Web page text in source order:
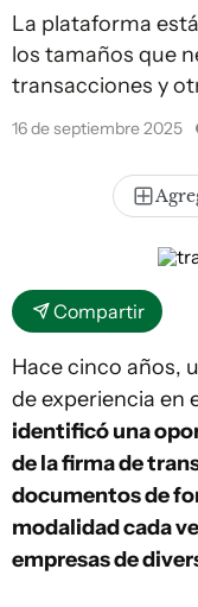
La plataforma
los tamaños que
transacciones y
16 de septiembre 2025
Compartir
Hace cinco años,
de experiencia en
identificó una
de la firma de
documentos de
modalidad cada
empresas de